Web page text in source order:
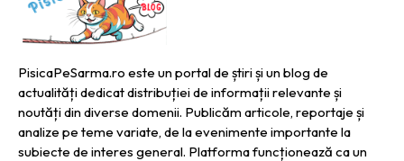
PisicaPeSarma.ro este un portal de știri și un blog de
actualități dedicat distribuției de informații relevante și
noutăți din diverse domenii. Publicăm articole, reportaje și
analize pe teme variate, de la evenimente importante la
subiecte de interes general. Platforma funcționează ca un